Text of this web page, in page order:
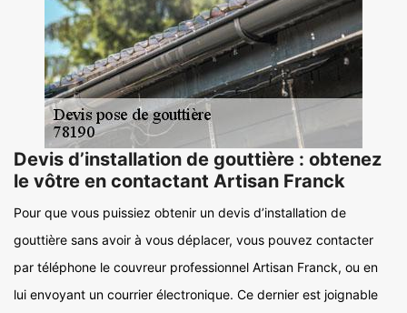
Devis d’installation de gouttière : obtenez
le vôtre en contactant Artisan Franck
Pour que vous puissiez obtenir un devis d’installation de
gouttière sans avoir à vous déplacer, vous pouvez contacter
par téléphone le couvreur professionnel Artisan Franck, ou en
lui envoyant un courrier électronique. Ce dernier est joignable